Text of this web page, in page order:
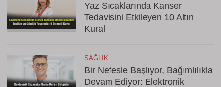
Yaz Sıcaklarında Kanser
Tedavisini Etkileyen 10 Altın
Kural
SAĞLIK
Bir Nefesle Başlıyor, Bağımlılıkla
Devam Ediyor: Elektronik